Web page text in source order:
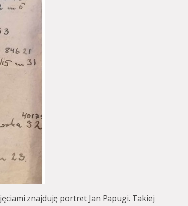
znajduję portret Jan Papugi. Takiej